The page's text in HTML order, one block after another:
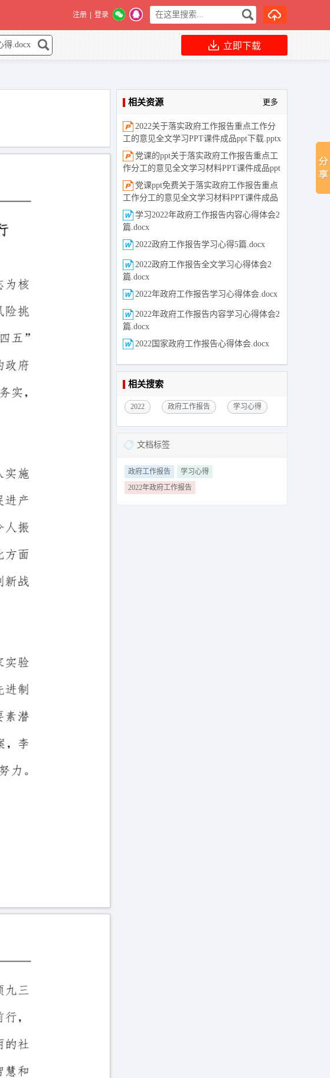
注册 登录
立即下载
相关资源 更多
2022关于落实政府工作报告重点工作分
工的意见全文学习PPT课件成品ppt下载.pptx
党课的ppt关于落实政府工作报告重点工
作分工的意见全文学习材料PPT课件成品ppt
下载.ppt
党课ppt免费关于落实政府工作报告重点
工作分工的意见全文学习材料PPT课件成品
ppt下载.pptx
学习2022年政府工作报告内容心得体会2
篇.docx
2022政府工作报告学习心得5篇.docx
2022政府工作报告全文学习心得体会2
篇.docx
2022年政府工作报告学习心得体会.docx
2022年政府工作报告内容学习心得体会2
篇.docx
2022国家政府工作报告心得体会.docx
相关搜索
2022 政府工作报告 学习心得
文档标签
政府工作报告
学习心得
2022年政府工作报告